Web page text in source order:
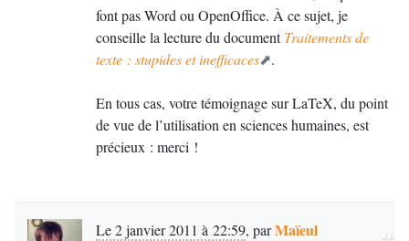
font pas Word ou OpenOffice. À ce sujet, je
conseille la lecture du documentTraitements de
texte : stupides et inefficaces
.
En tous cas, votre témoignage sur LaTeX, du point
de vue de l’utilisation en sciences humaines, est
précieux : merci !
Le 2 janvier 2011 à 22:59, parMaïeul